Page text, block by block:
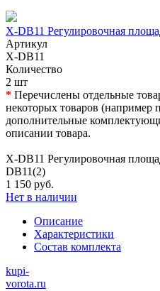
X-DB11 Регулировочная
Артикул
X-DB11
Количество
2 шт
* Перечислены отдельные
некоторых товаров (например
дополнительные
описании товара.
X-DB11 Регулировочная
DB11(2)
1 150 руб.
Нет в наличии
Описание
Характеристики
Состав комплекта
kupi-
vorota.ru